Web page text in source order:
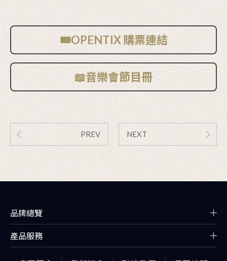
🎟️OPENTIX 購票連結
📖音樂會節目冊
PREV NEXT
品牌總覽
產品服務